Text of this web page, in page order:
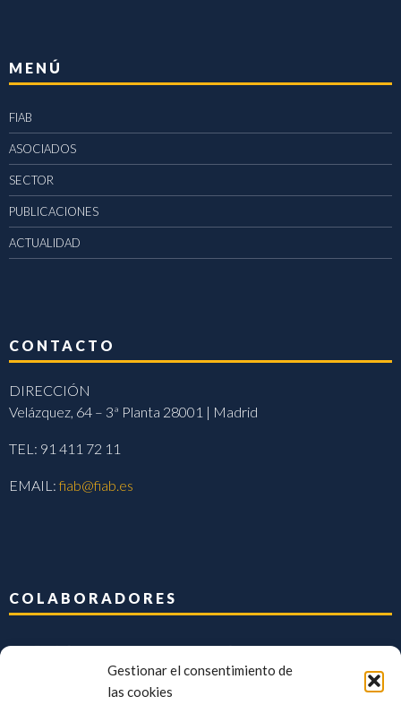
Gestionar el consentimiento de
las cookies
MENÚ
FIAB
ASOCIADOS
SECTOR
PUBLICACIONES
ACTUALIDAD
CONTACTO
DIRECCIÓN
Velázquez, 64 – 3ª Planta 28001 | Madrid
TEL: 91 411 72 11
EMAIL:fiab@fiab.es
COLABORADORES